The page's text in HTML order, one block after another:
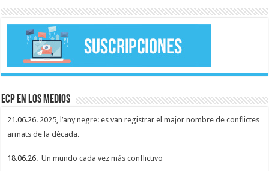
ECP en los medios
21.06.26. 2025, l’any negre: es van registrar el major nombre de conflictes
armats de la dècada.
18.06.26.Un mundo cada vez más conflictivo